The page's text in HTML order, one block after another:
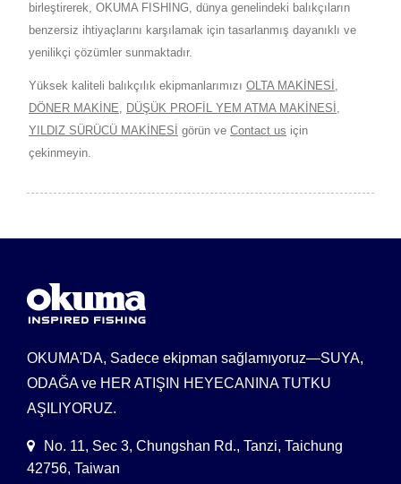
birleştirerek, OKUMA FISHING, dünya genelindeki balıkçıların
benzersiz ihtiyaçlarını karşılamak için tasarlanmış dayanıklı ve
yenilikçi çözümler sunmaktadır.
Yüksek kaliteli balıkçılık ekipmanlarımızı OLTA MAKİNESİ ,
DÖNER MAKİNE, DÜŞÜK PROFİL YEM ATMA MAKİNESİ ,
YILDIZ SÜRÜCÜ MAKİNESİ görün ve Contact us için
çekinmeyin.
OKUMA'DA, Sadece ekipman sağlamıyoruz—SUYA,
ODAĞA ve HER ATIŞIN HEYECANINA TUTKU
AŞILIYORUZ.
No. 11, Sec 3, Chungshan Rd., Tanzi, Taichung
42756, Taiwan